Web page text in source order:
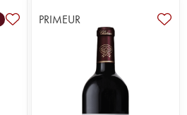
PRIMEUR